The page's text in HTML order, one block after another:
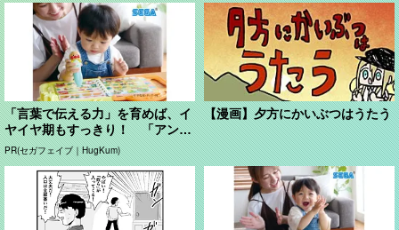
「言葉で伝える力」を育めば、イ
ヤイヤ期もすっきり！ 「アンパ
ンマン ことばずかん...
PR(セガフェイブ｜HugKum)
【漫画】夕方にかいぶつはうたう